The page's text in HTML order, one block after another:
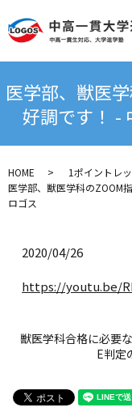
医学部、獣医
好調です！ -
HOME
1ポイントレ
医学部、獣医学科のZOOM
ロゴス
2020/04/26
https://youtu.be/
獣医学科合格に必要
E判定